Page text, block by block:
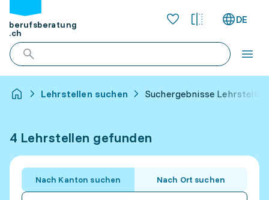
berufsberatung
.ch
DE
Lehrstellen suchen Suchergebnisse Lehrstellen
4 Lehrstellen gefunden
Nach Kanton suchen Nach Ort suchen